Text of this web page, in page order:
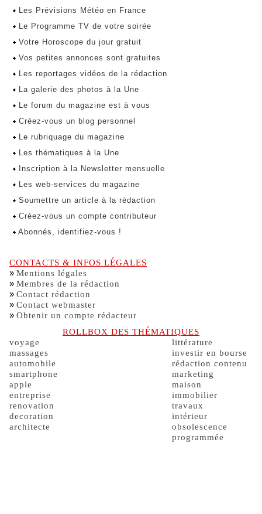
Les Prévisions Météo en France
Le Programme TV de votre soirée
Votre Horoscope du jour gratuit
Vos petites annonces sont gratuites
Les reportages vidéos de la rédaction
La galerie des photos à la Une
Le forum du magazine est à vous
Créez-vous un blog personnel
Le rubriquage du magazine
Les thématiques à la Une
Inscription à la Newsletter mensuelle
Les web-services du magazine
Soumettre un article à la rédaction
Créez-vous un compte contributeur
Abonnés, identifiez-vous !
CONTACTS & INFOS LÉGALES
» Mentions légales
» Membres de la rédaction
» Contact rédaction
» Contact webmaster
» Obtenir un compte rédacteur
ROLLBOX DES THÉMATIQUES
voyage
massages
automobile
smartphone
apple
entreprise
renovation
decoration
architecte
littérature
investir en bourse
rédaction contenu
marketing
maison
immobilier
travaux
intérieur
obsolescence
programmée